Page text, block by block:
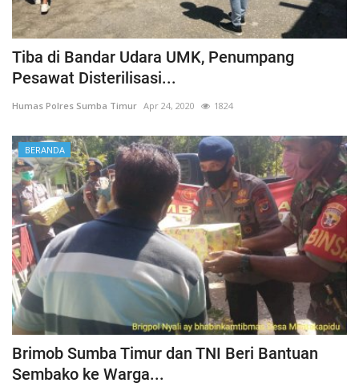
Tiba di Bandar Udara UMK, Penumpang
Pesawat Disterilisasi...
Humas Polres Sumba Timur Apr 24, 2020 1824
BERANDA
Brimob Sumba Timur dan TNI Beri Bantuan
Sembako ke Warga...